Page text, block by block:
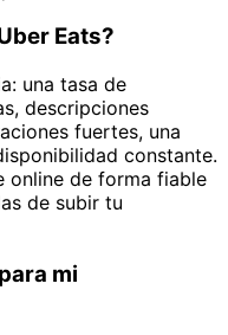
Eats?
una tasa de
descripciones
fuertes, una
constante.
online de forma fiable
de subir tu
mi